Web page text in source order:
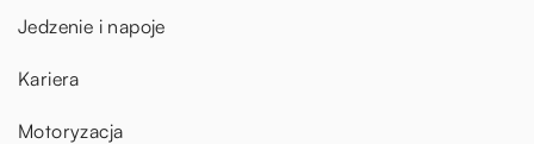
Jedzenie i napoje
Kariera
Motoryzacja